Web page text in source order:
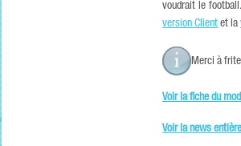
voudrait le
version Client et la
Merci à
Voir la fiche du mod
Voir la news entière